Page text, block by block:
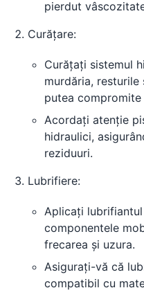
pierdut
Curățare:
Curățați sistemul
murdăria,
putea
Acordați atenție
hidraulici,
reziduuri.
Lubrifiere:
Aplicați
componentele
frecarea și uzura.
Asigurați-vă că
compatibil cu